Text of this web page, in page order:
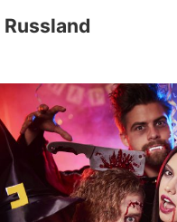
Russland